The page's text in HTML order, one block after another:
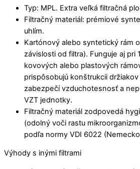
Typ: MPL. Extra veľká filtračná
Filtračný materiál: prémiové
uhlím.
Kartónový alebo syntetický rám
závislosti od filtra). Funguje aj pri
kovových alebo plastových
prispôsobujú konštrukcii
zabezpečí vzduchotesnosť a
VZT jednotky.
Filtračný materiál zodpovedá
(odolný voči rastu
podľa normy VDI 6022
Výhody s inými filtrami